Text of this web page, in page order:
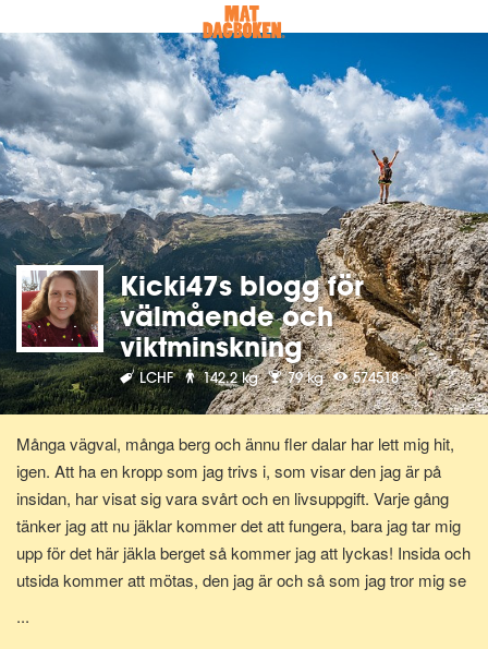
Kicki47s blogg för
välmående och
viktminskning
LCHF 142.2 kg 79 kg 574518
Många vägval, många berg och ännu fler dalar har lett mig hit,
igen. Att ha en kropp som jag trivs i, som visar den jag är på
insidan, har visat sig vara svårt och en livsuppgift. Varje gång
tänker jag att nu jäklar kommer det att fungera, bara jag tar mig
upp för det här jäkla berget så kommer jag att lyckas! Insida och
utsida kommer att mötas, den jag är och så som jag tror mig se
...